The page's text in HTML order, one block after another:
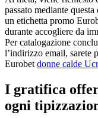
passato mediante
un etichetta promo
durante accogliere da
Per catalogazione
l’indirizzo email, sarete
Eurobet donne calde
I gratifica
ogni